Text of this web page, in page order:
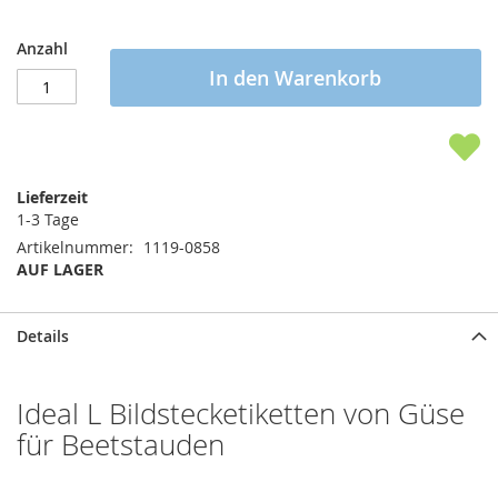
Anzahl
In den Warenkorb
Lieferzeit
1-3 Tage
Artikelnummer
1119-0858
AUF LAGER
Details
Ideal L Bildstecketiketten von Güse
für Beetstauden